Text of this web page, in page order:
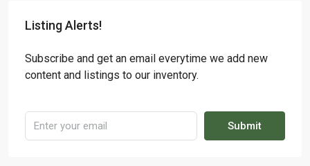
Listing Alerts!
Subscribe and get an email everytime we add new
content and listings to our inventory.
Submit